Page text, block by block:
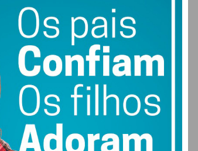
regular a informação